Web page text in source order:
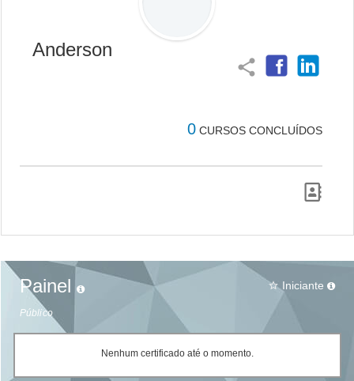
Anderson
share
0 CURSOS CONCLUÍDOS
Painel
Público
star_border Iniciante
Nenhum certificado até o momento.